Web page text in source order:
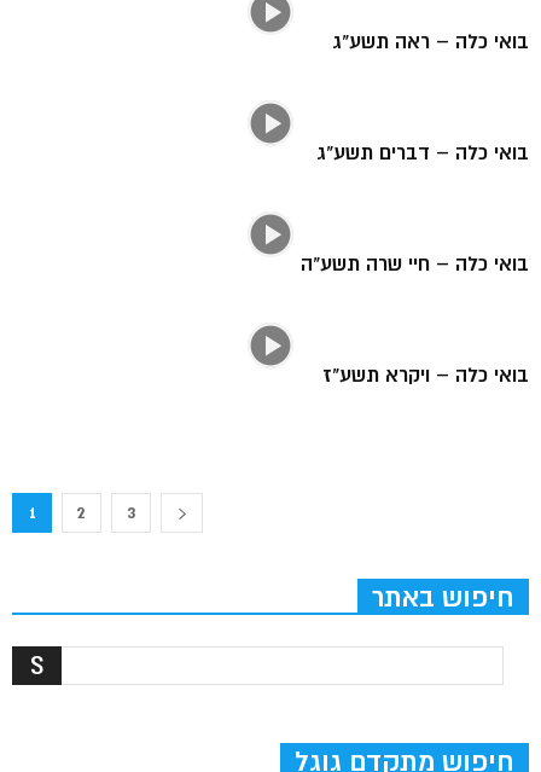
בואי כלה – ראה תשע"ג
בואי כלה – דברים תשע"ג
בואי כלה – חיי שרה תשע"ה
בואי כלה – ויקרא תשע"ז
1 2 3
חיפוש באתר
חיפוש מתקדם גוגל